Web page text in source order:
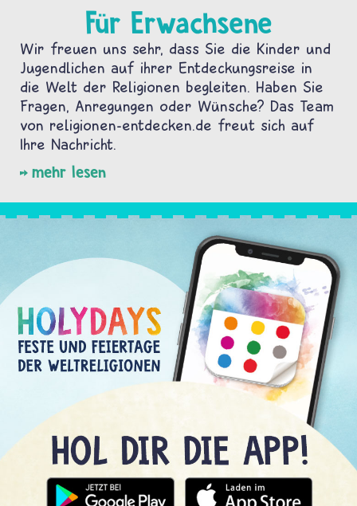
Für Erwachsene
Wir freuen uns sehr, dass Sie die Kinder und
Jugendlichen auf ihrer Entdeckungsreise in
die Welt der Religionen begleiten. Haben Sie
Fragen, Anregungen oder Wünsche? Das Team
von religionen-entdecken.de freut sich auf
Ihre Nachricht.
mehr lesen